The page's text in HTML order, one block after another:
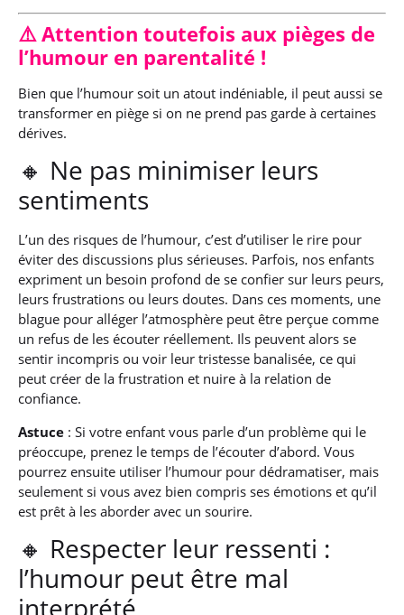
⚠️ Attention toutefois aux pièges de
l’humour en parentalité !
Bien que l’humour soit un atout indéniable, il peut aussi se
transformer en piège si on ne prend pas garde à certaines
dérives.
🔸 Ne pas minimiser leurs
sentiments
L’un des risques de l’humour, c’est d’utiliser le rire pour
éviter des discussions plus sérieuses. Parfois, nos enfants
expriment un besoin profond de se confier sur leurs peurs,
leurs frustrations ou leurs doutes. Dans ces moments, une
blague pour alléger l’atmosphère peut être perçue comme
un refus de les écouter réellement. Ils peuvent alors se
sentir incompris ou voir leur tristesse banalisée, ce qui
peut créer de la frustration et nuire à la relation de
confiance.
Astuce : Si votre enfant vous parle d’un problème qui le
préoccupe, prenez le temps de l’écouter d’abord. Vous
pourrez ensuite utiliser l’humour pour dédramatiser, mais
seulement si vous avez bien compris ses émotions et qu’il
est prêt à les aborder avec un sourire.
🔸 Respecter leur ressenti :
l’humour peut être mal
interprété